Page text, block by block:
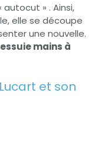
» . Ainsi,
elle se découpe
une nouvelle.
mains à
et son